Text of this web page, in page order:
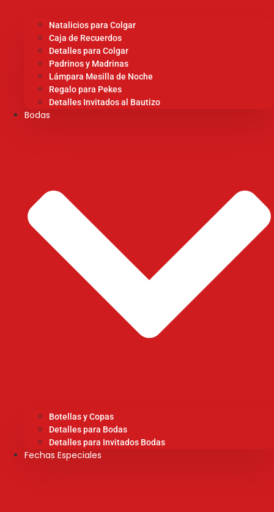
Natalicios para Colgar
Caja de Recuerdos
Detalles para Colgar
Padrinos y Madrinas
Lámpara Mesilla de Noche
Regalo para Pekes
Detalles Invitados al Bautizo
Bodas
Botellas y Copas
Detalles para Bodas
Detalles para Invitados Bodas
Fechas Especiales